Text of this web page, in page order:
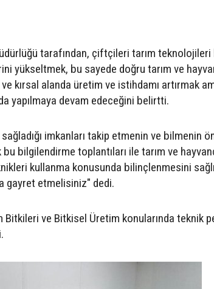
tarafından, çiftçileri tarım teknolojileri
yükseltmek, bu sayede doğru tarım ve
kırsal alanda üretim ve istihdamı artırmak
yapılmaya devam edeceğini belirtti.
sağladığı imkanları takip etmenin ve bilmenin
bilgilendirme toplantıları ile tarım ve
kullanma konusunda bilinçlenmesini
gayret etmelisiniz" dedi.
Bitkileri ve Bitkisel Üretim konularında teknik